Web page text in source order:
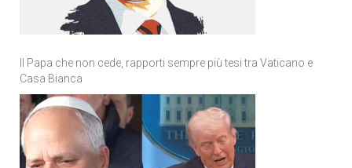
Il Papa che non cede, rapporti sempre più tesi tra Vaticano e
Casa Bianca